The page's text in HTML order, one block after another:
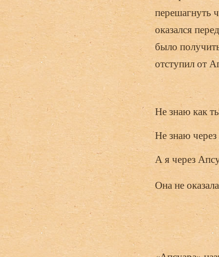
перешагнуть
оказался
было
отступил от
Не знаю как
Не знаю
А я через
Она не